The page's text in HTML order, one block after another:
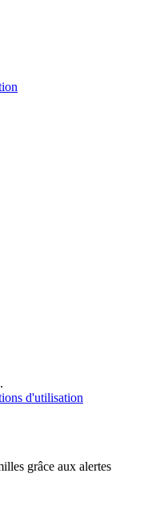
d'utilisation
grâce aux alertes